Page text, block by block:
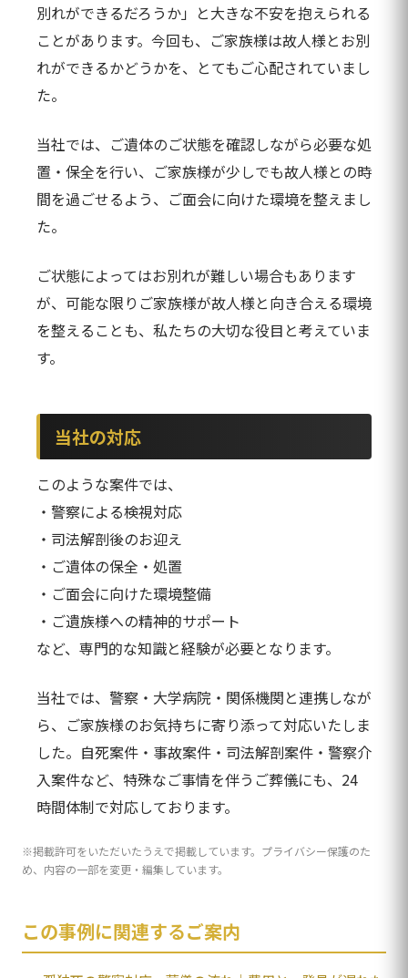
別れができるだろうか」と大きな不安を抱えられる
ことがあります。今回も、ご家族様は故人様とお別
れができるかどうかを、とてもご心配されていまし
た。
当社では、ご遺体のご状態を確認しながら必要な処
置・保全を行い、ご家族様が少しでも故人様との時
間を過ごせるよう、ご面会に向けた環境を整えまし
た。
ご状態によってはお別れが難しい場合もあります
が、可能な限りご家族様が故人様と向き合える環境
を整えることも、私たちの大切な役目と考えていま
す。
当社の対応
このような案件では、
・警察による検視対応
・司法解剖後のお迎え
・ご遺体の保全・処置
・ご面会に向けた環境整備
・ご遺族様への精神的サポート
など、専門的な知識と経験が必要となります。
当社では、警察・大学病院・関係機関と連携しなが
ら、ご家族様のお気持ちに寄り添って対応いたしま
した。自死案件・事故案件・司法解剖案件・警察介
入案件など、特殊なご事情を伴うご葬儀にも、24
時間体制で対応しております。
※掲載許可をいただいたうえで掲載しています。プライバシー保護のた
め、内容の一部を変更・編集しています。
この事例に関連するご案内